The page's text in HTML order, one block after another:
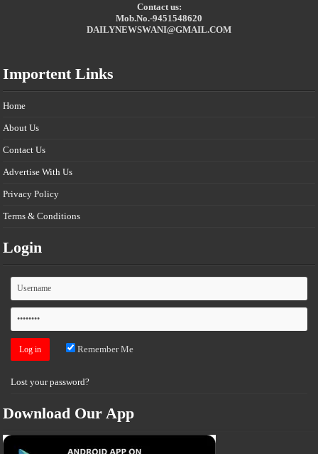
Contact us:
Mob.No.-9451548620
DAILYNEWSWANI@GMAIL.COM
Importent Links
Home
About Us
Contact Us
Advertise With Us
Privacy Policy
Terms & Conditions
Login
Remember Me
Lost your password?
Download Our App